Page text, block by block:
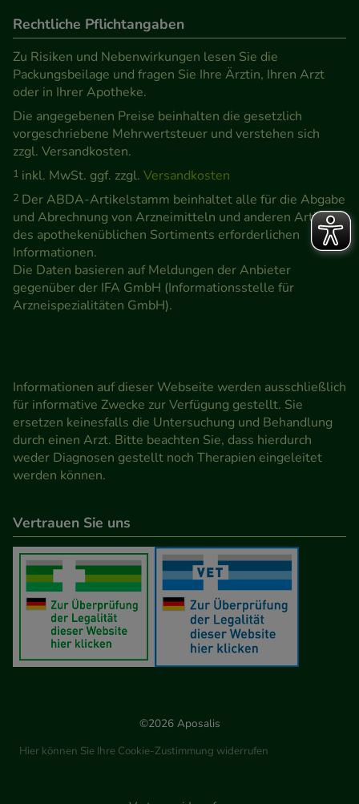
Rechtliche Pflichtangaben
Zu Risiken und Nebenwirkungen lesen Sie die
Packungsbeilage und fragen Sie Ihre Ärztin, Ihren Arzt
oder in Ihrer Apotheke.
Die angegebenen Preise beinhalten die gesetzlich
vorgeschriebene Mehrwertsteuer und verstehen sich
zzgl. Versandkosten.
1 inkl. MwSt. ggf. zzgl. Versandkosten
2 Der ABDA-Artikelstamm beinhaltet alle für die Abgabe
und Abrechnung von Arzneimitteln und anderen Artikeln
des apothekenüblichen Sortiments erforderlichen
Informationen.
Die Daten basieren auf Meldungen der Anbieter
gegenüber der IFA GmbH (Informationsstelle für
Arzneispezialitäten GmbH).
Informationen auf dieser Webseite werden ausschließlich
für informative Zwecke zur Verfügung gestellt. Sie
ersetzen keinesfalls die Untersuchung und Behandlung
durch einen Arzt. Bitte beachten Sie, dass hierdurch
weder Diagnosen gestellt noch Therapien eingeleitet
werden können.
Vertrauen Sie uns
©2026 Aposalis
Hier können Sie Ihre Cookie-Zustimmung widerrufen